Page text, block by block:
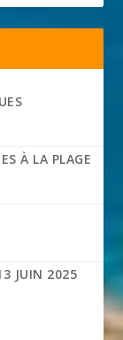
À LA PLAGE
JUIN 2025